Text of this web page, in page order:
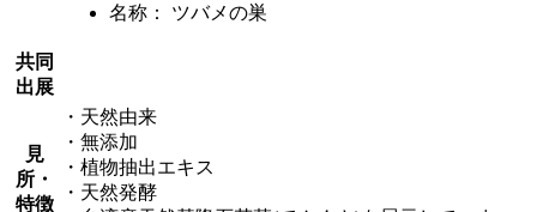
名称：
ツバメの巣
共同
出展
見
所・
特徴
・天然由来
・無添加
・植物抽出エキス
・天然発酵